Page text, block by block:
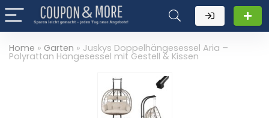
Home » Garten » Juskys Doppelhängesessel Aria –
Polyrattan Hängesessel mit Gestell & Kissen